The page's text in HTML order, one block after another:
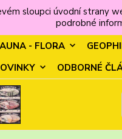
sloupci úvodní strany
podrobné
- FLORA
ODBORNÉ